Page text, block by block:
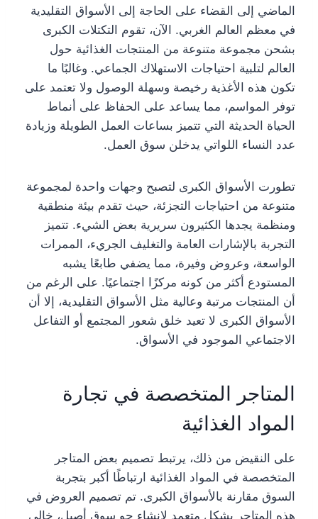
الماضي إلى القضاء على الحاجة إلى الأسواق التقليدية
في معظم العالم الغربي. الآن، تقوم التكتلات الكبرى
بشحن مجموعة متنوعة من المنتجات الغذائية حول
العالم لتلبية احتياجات الاستهلاك الجماعي. وغالبًا ما
تكون هذه الأغذية رخيصة وسهلة الوصول ولا تعتمد على
توفر المواسم، مما يساعد على الحفاظ على أنماط
الحياة الحديثة التي تتميز بساعات العمل الطويلة وزيادة
عدد النساء اللواتي يدخلن سوق العمل.
تطورت الأسواق الكبرى لتصبح وجهات واحدة لمجموعة
متنوعة من احتياجات التجزئة، حيث تقدم بيئة منطقية
ومنظمة يجدها الكثيرون سريرية بعض الشيء. تتميز
التجربة بالإشارات العامة والتغليف الجريء، الممرات
الواسعة، وعروض وفيرة، مما يضفي طابعًا يشبه
المستودع أكثر من كونه مركزًا اجتماعيًا. على الرغم من
أن المنتجات مرتبة وعالية مثل الأسواق التقليدية، إلا أن
الأسواق الكبرى لا تعيد خلق شعور المجتمع أو التفاعل
الاجتماعي الموجود في الأسواق.
المتاجر المتخصصة في تجارة
المواد الغذائية
على النقيض من ذلك، يرتبط تصميم بعض المتاجر
المتخصصة في المواد الغذائية ارتباطًا أكبر بتجربة
السوق مقارنة بالأسواق الكبرى. تم تصميم العروض في
هذه المتاجر بشكل متعمد لإنشاء جو سوق أصيل، خالي